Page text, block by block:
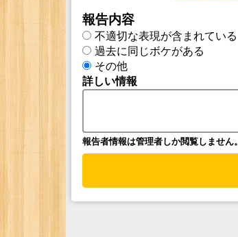
報告内容
不適切な表現が含まれている
過去に同じボケがある
その他
詳しい情報
報告者情報は管理者しか閲覧しません。